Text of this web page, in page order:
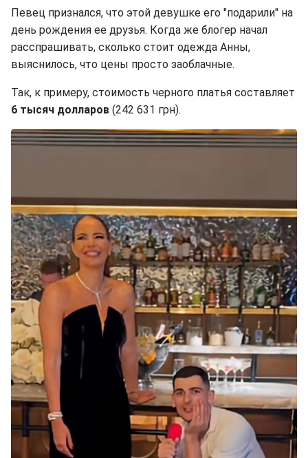
Певец признался, что этой девушке его "подарили" на
день рождения ее друзья. Когда же блогер начал
расспрашивать, сколько стоит одежда Анны,
выяснилось, что цены просто заоблачные.
Так, к примеру, стоимость черного платья составляет
6 тысяч долларов (242 631 грн).